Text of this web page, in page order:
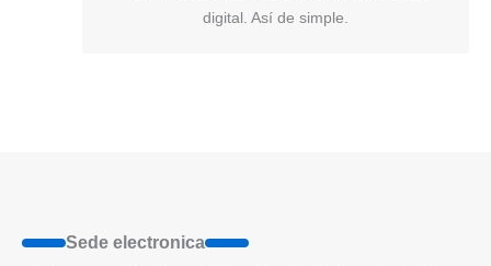
digital. Así de simple.
Sede electronica